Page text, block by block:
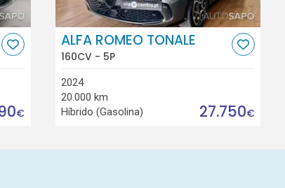
€
ALFA ROMEO TONALE
160CV - 5P
2024
20.000 km
Híbrido (Gasolina)
27.750€